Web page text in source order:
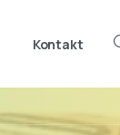
Kontakt